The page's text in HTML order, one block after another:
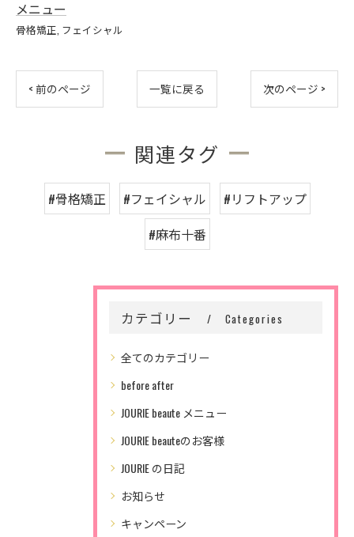
メニュー
骨格矯正 フェイシャル
< 前のページ 一覧に戻る 次のページ >
関連タグ
#骨格矯正 #フェイシャル
#リフトアップ
#麻布十番
カテゴリー Categories
全てのカテゴリー
before after
JOURIE beaute メニュー
JOURIE beauteのお客様
JOURIE の日記
お知らせ
キャンペーン